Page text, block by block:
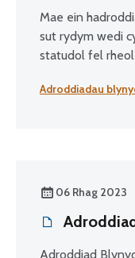
Mae ein
sut rydym wedi
statudol fel
Adroddiadau
06 Rhag 2023
Adroddiad